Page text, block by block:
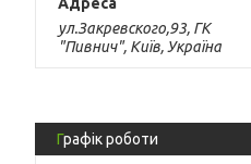
ул.Закревского,93, ГК
"Пивнич", Київ, Україна
Графік роботи